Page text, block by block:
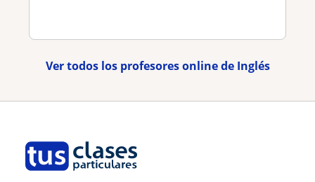
Ver todos los profesores online de Inglés